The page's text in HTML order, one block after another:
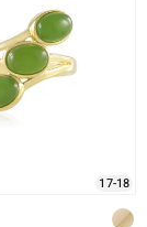
17-18